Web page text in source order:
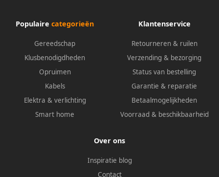
Populaire categorieën
Gereedschap
Klusbenodigdheden
Opruimen
Kabels
Elektra & verlichting
Smart home
Klantenservice
Retourneren & ruilen
Verzending & bezorging
Status van bestelling
Garantie & reparatie
Betaalmogelijkheden
Voorraad & beschikbaarheid
Over ons
Inspiratie blog
Contact